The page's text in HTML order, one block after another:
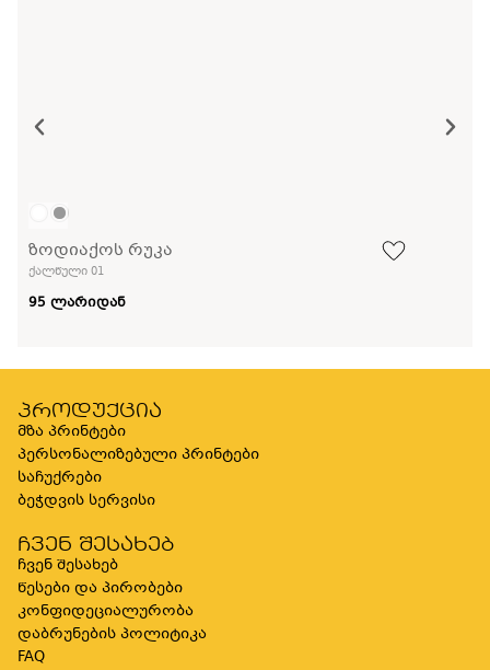
ზოდიაქოს რუკა
ქალწული 01
95 ლარიდან
პროდუქცია
მზა პრინტები
პერსონალიზებული პრინტები
საჩუქრები
ბეჭდვის სერვისი
ჩვენ შესახებ
ჩვენ შესახებ
წესები და პირობები
კონფიდეციალურობა
დაბრუნების პოლიტიკა
FAQ